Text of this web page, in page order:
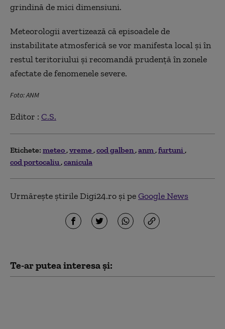
grindină de mici dimensiuni.
Meteorologii avertizează că episoadele de
instabilitate atmosferică se vor manifesta local și în
restul teritoriului și recomandă prudență în zonele
afectate de fenomenele severe.
Foto: ANM
Editor : C.S.
Etichete: meteo vreme cod galben anm furtuni
cod portocaliu canicula
Urmărește știrile Digi24.ro și peGoogle News
Te-ar putea interesa și: